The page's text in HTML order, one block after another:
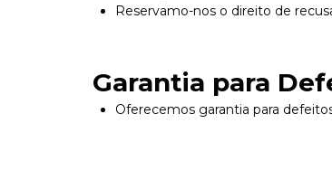
Reservamo-nos o direito de
Garantia para
Oferecemos garantia para